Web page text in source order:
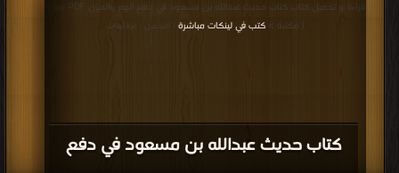
كتاب حديث عبدالله بن مسعود في دفع
| مكتبة > كتب في لينكات مباشرة | التحميل : مرة/مرات